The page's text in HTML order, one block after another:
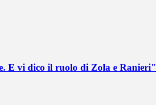
E vi dico il ruolo di Zola e Ranieri"